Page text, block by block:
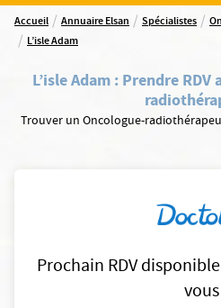
Accueil / Annuaire Elsan / Spécialistes /
/ L’isle Adam
L’isle Adam : Prendre RDV
Trouver un Oncologue-
Prochain RDV
vous